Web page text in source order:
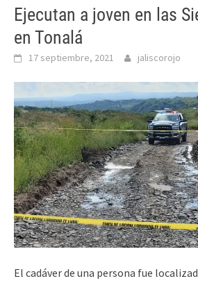
Ejecutan a joven en las
en Tonalá
17 septiembre, 2021 jaliscorojo
El cadáver de una persona fue